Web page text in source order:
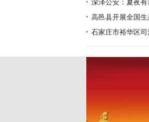
深泽公安：夏夜
高邑县开展全国
石家庄市裕华区